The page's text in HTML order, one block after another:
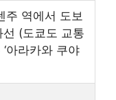
주 역에서 도보
(도쿄도 교통
‘아라카와 쿠야